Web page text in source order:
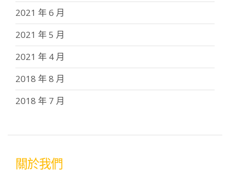
2021 年 6 月
2021 年 5 月
2021 年 4 月
2018 年 8 月
2018 年 7 月
關於我們